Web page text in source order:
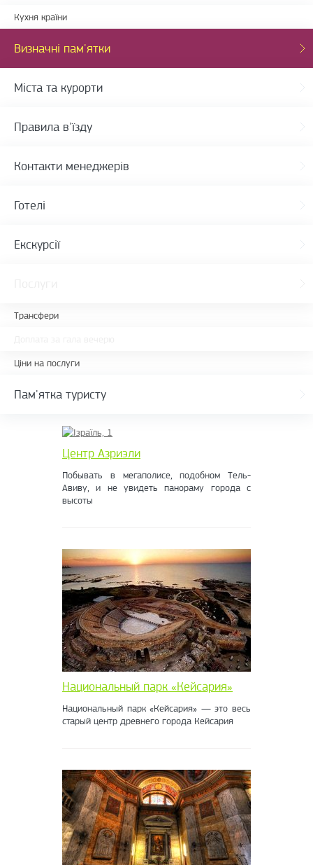
Кухня країни
Визначні пам'ятки
Міста та курорти
Правила в'їзду
Контакти менеджерів
Готелі
Екскурсії
Трансфери
Ціни на послуги
Пам'ятка туристу
Центр Азриэли
Побывать в мегаполисе, подобном Тель-
Авиву, и не увидеть панораму города с
высоты
Национальный парк «Кейсария»
Национальный парк «Кейсария» — это весь
старый центр древнего города Кейсария